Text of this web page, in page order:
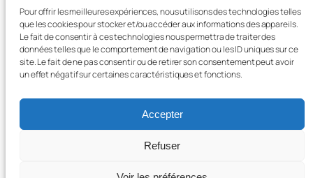
Pour offrir les meilleures expériences, nous utilisons des technologies telles
que les cookies pour stocker et/ou accéder aux informations des appareils.
Le fait de consentir à ces technologies nous permettra de traiter des
données telles que le comportement de navigation ou les ID uniques sur ce
site. Le fait de ne pas consentir ou de retirer son consentement peut avoir
un effet négatif sur certaines caractéristiques et fonctions.
Accepter
Refuser
et formation
Blog
À propos
FAQ
Évènements
Boutique
Compositions
Thèmes